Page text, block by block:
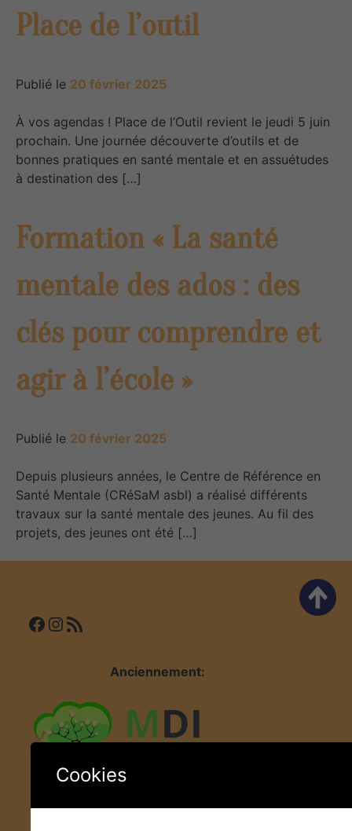
Place de l’outil
Publié le 20 février 2025
À vos agendas ! Place de l’Outil revient le jeudi 5 juin
prochain. Une journée découverte d’outils et de
bonnes pratiques en santé mentale et en assuétudes
à destination des […]
Formation « La santé
mentale des ados : des
clés pour comprendre et
agir à l’école »
Publié le 20 février 2025
Depuis plusieurs années, le Centre de Référence en
Santé Mentale (CRéSaM asbl) a réalisé différents
travaux sur la santé mentale des jeunes. Au fil des
projets, des jeunes ont été […]
Facebook InstagramFlux RSS
Anciennement:
Liens utiles
Cookies